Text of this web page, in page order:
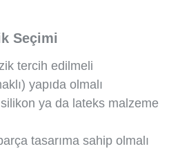
Seçimi
tercih edilmeli
yapıda olmalı
ya da lateks malzeme
tasarıma sahip olmalı